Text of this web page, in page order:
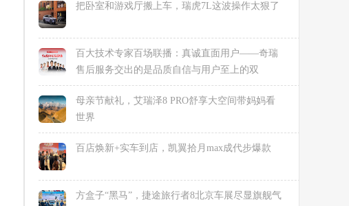
把卧室和游戏厅搬上车，瑞虎7L这波操作太狠了
百大技术专家百场联播：真诚直面用户——奇瑞
售后服务交出的是品质自信与用户至上的双
母亲节献礼，艾瑞泽8 PRO舒享大空间带妈妈看
世界
百店焕新+实车到店，凯翼拾月max成代步爆款
方盒子“黑马”，捷途旅行者8北京车展尽显旗舰气